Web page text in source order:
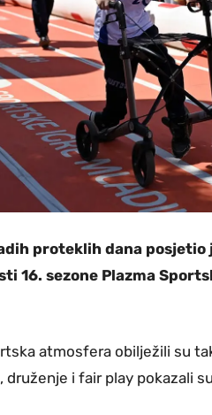
proteklih dana posjetio
16. sezone Plazma
atmosfera obilježili su
i fair play pokazali